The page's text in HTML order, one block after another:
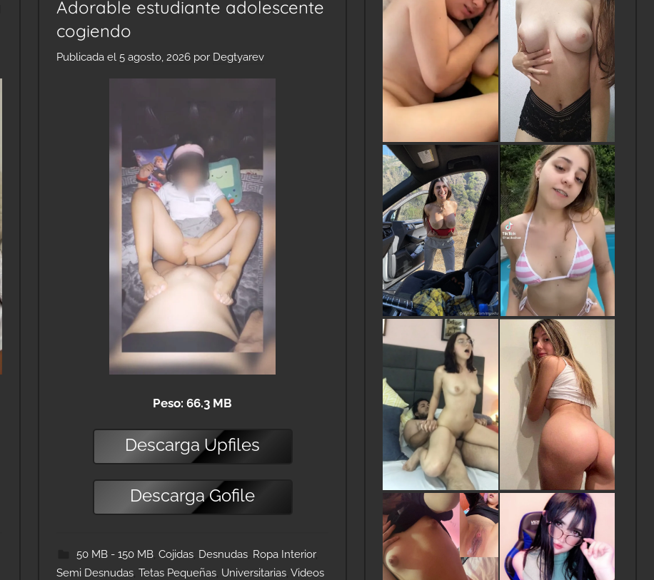
Adorable estudiante adolescente
cogiendo
Publicada el5 agosto, 2026 por Degtyarev
Peso: 66.3 MB
DescargaUpfiles
DescargaGofile
50 MB - 150 MB, Cojidas, Desnudas, Ropa Interior,
Semi Desnudas ,Tetas Pequeñas Universitarias ,Videos